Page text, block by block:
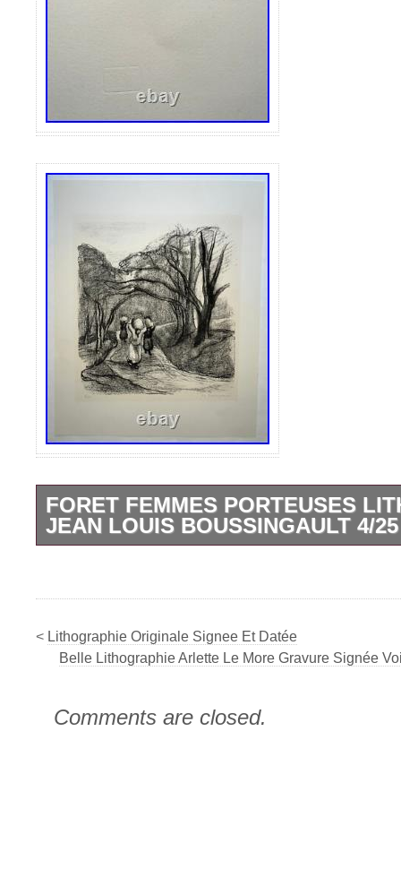
FORET FEMMES PORTEUSES
JEAN LOUIS BOUSSINGAULT 4/25
< Lithographie Originale Signee Et Datée
Belle Lithographie Arlette Le More Gravure Signée
Comments are closed.